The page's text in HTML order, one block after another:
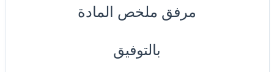
مرفق ملخص المادة
بالتوفيق